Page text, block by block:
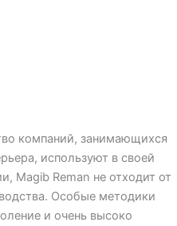
компаний, занимающихся
используют в своей
Magib Reman не отходит от
Особые методики
и очень высоко